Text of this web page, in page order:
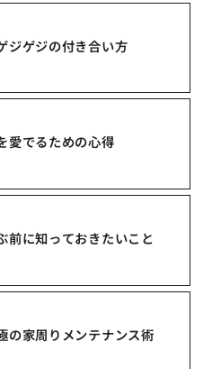
ジゲジの付き合い方
愛でるための心得
前に知っておきたいこと
の家周りメンテナンス術